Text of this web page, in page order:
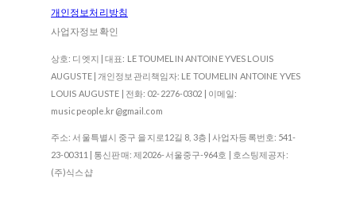
개인정보처리방침
사업자정보확인
상호: 디엣지 | 대표: LE TOUMELIN ANTOINE YVES LOUIS
AUGUSTE | 개인정보관리책임자: LE TOUMELIN ANTOINE YVES
LOUIS AUGUSTE | 전화: 02-2276-0302 | 이메일:
musicpeople.kr@gmail.com
주소: 서울특별시 중구 을지로12길 8, 3층 | 사업자등록번호: 541-
23-00311 | 통신판매: 제2026-서울중구-964호 | 호스팅제공자:
(주)식스샵